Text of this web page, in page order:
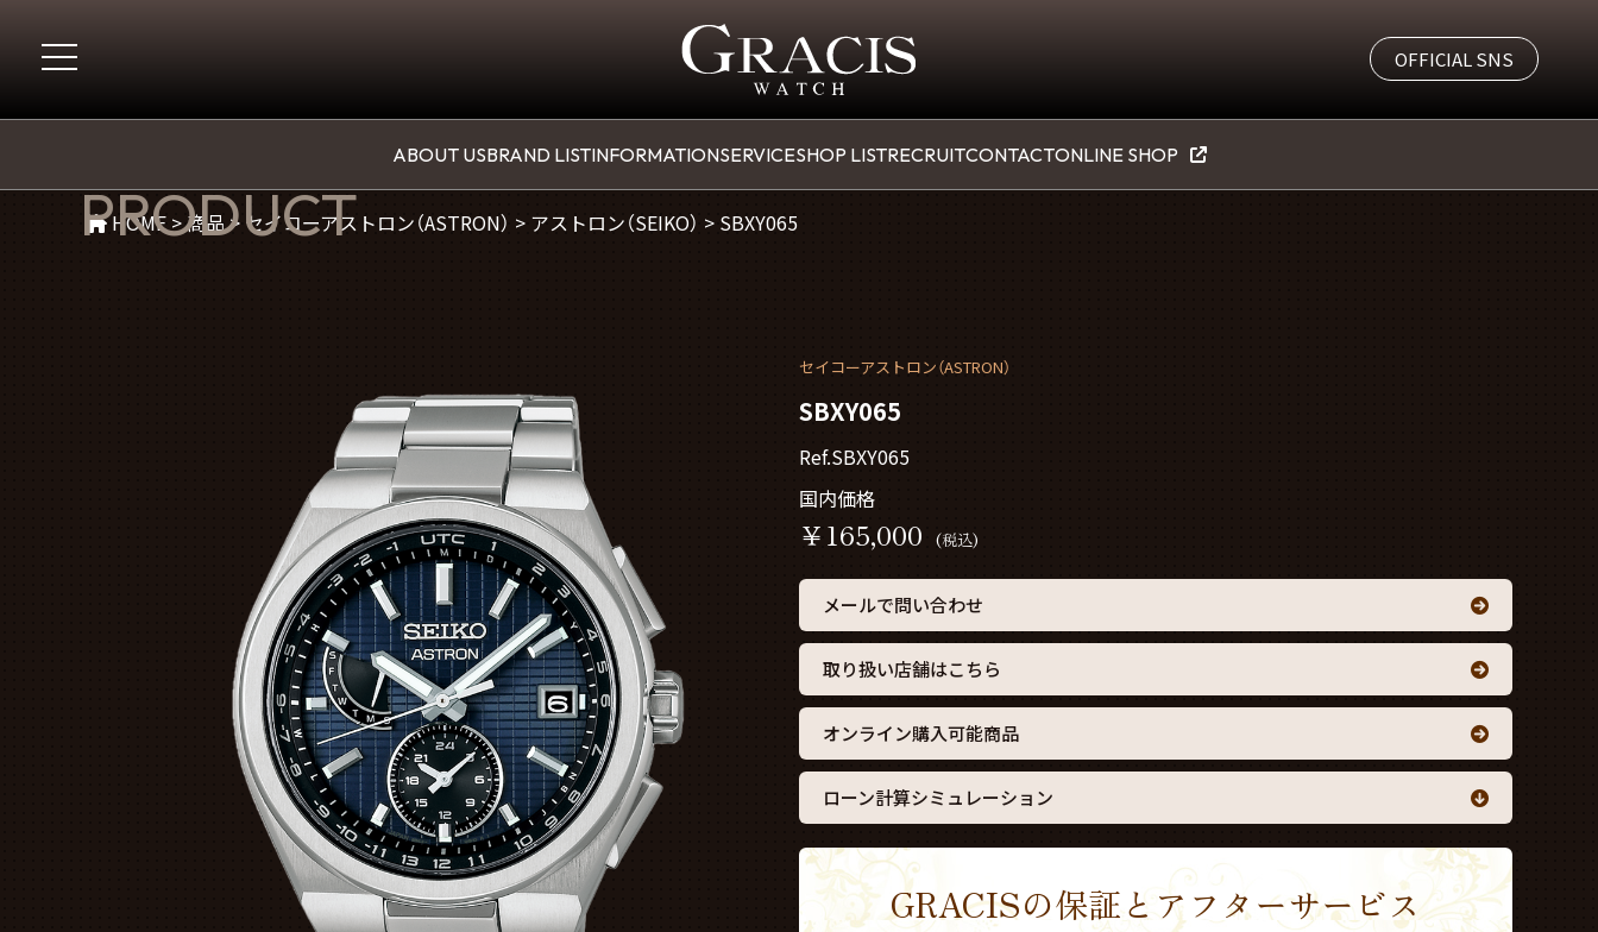
OFFICIAL SNS
ABOUT USBRAND LISTINFORMATIONSERVICESHOP LISTRECRUITCONTACTONLINE SHOP
PRODUCT
HOME>商品> セイコーアストロン（ASTRON） > アストロン（SEIKO） > SBXY065
セイコーアストロン（ASTRON）
SBXY065
Ref.SBXY065
国内価格
￥165,000 (税込)
メールで問い合わせ
取り扱い店舗はこちら
オンライン購入可能商品
ローン計算シミュレーション
GRACISの保証とアフターサービス